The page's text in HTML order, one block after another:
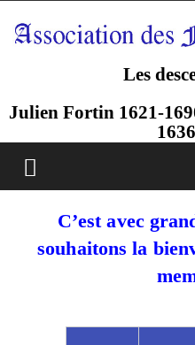
Les
Julien Fortin 1621-
C’est avec
souhaitons la